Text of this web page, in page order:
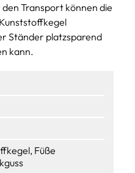
Transport können die
Ständer platzsparend
kann.
Füße